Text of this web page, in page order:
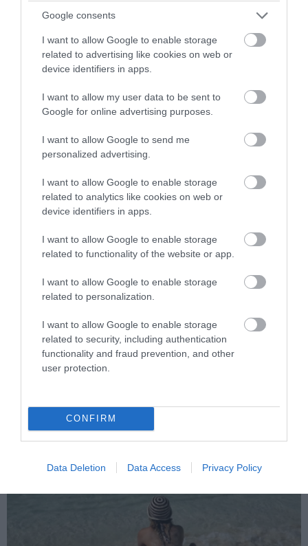
Google consents
I want to allow Google to enable storage
related to advertising like cookies on web or
device identifiers in apps.
I want to allow my user data to be sent to
Google for online advertising purposes.
I want to allow Google to send me
personalized advertising.
I want to allow Google to enable storage
related to analytics like cookies on web or
device identifiers in apps.
I want to allow Google to enable storage
related to functionality of the website or app.
I want to allow Google to enable storage
related to personalization.
I want to allow Google to enable storage
related to security, including authentication
functionality and fraud prevention, and other
user protection.
CONFIRM
Data Deletion Data Access Privacy Policy
Τ.Γκούντμαν: Η εντυπωσιακή
μεταμόρφωση του ηθοποιού – Έχασε
περίπου 90 κιλά (φωτο)
08.08.2026 | 11:21
PRONEWS.GR /CELEBRITIES
υγεία της: «Μην ανησυχείτε, το ’χω» – H
φωτογραφία με ορό
08.08.2026 | 10:39